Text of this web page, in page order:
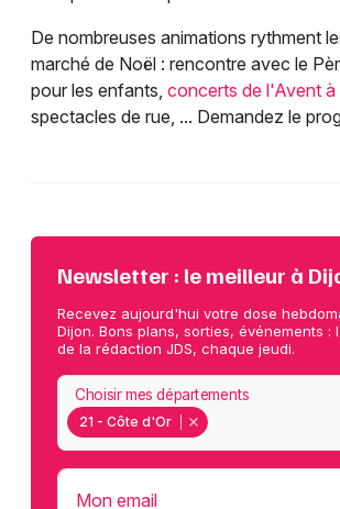
De nombreuses animations rythment
marché de Noël : rencontre avec le
pour les enfants, concerts de l'Avent à
spectacles de rue, ... Demandez le
Newsletter : le meilleur à
Recevez aujourd'hui votre dose
Dijon. Bons plans, sorties, événements :
de la rédaction JDS, chaque jeudi.
21 - Côte d'Or
Choisir mes départements
Mon email